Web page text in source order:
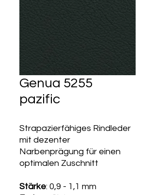
Genua 5255
pazific
Strapazierfähiges Rindleder
mit dezenter
Narbenprägung für einen
optimalen Zuschnitt
Stärke: 0,9 - 1,1 mm